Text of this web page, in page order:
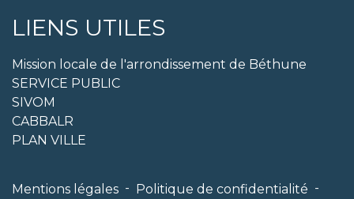
LIENS UTILES
Mission locale de l'arrondissement de Béthune
SERVICE PUBLIC
SIVOM
CABBALR
PLAN VILLE
Mentions légales - Politique de confidentialité -